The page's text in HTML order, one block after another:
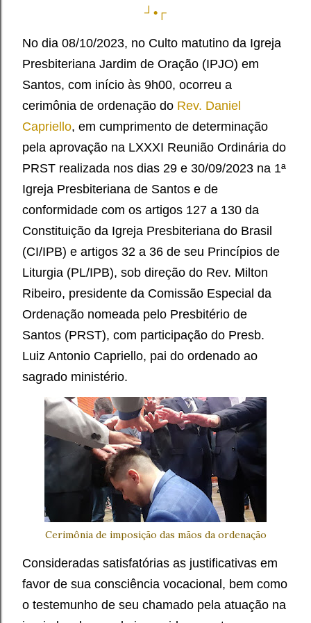
┘•┌
No dia 08/10/2023, no Culto matutino da Igreja
Presbiteriana Jardim de Oração (IPJO) em
Santos, com início às 9h00, ocorreu a
cerimônia de ordenação do Rev. Daniel
Capriello, em cumprimento de determinação
pela aprovação na LXXXI Reunião Ordinária do
PRST realizada nos dias 29 e 30/09/2023 na 1ª
Igreja Presbiteriana de Santos e de
conformidade com os artigos 127 a 130 da
Constituição da Igreja Presbiteriana do Brasil
(CI/IPB) e artigos 32 a 36 de seu Princípios de
Liturgia (PL/IPB), sob direção do Rev. Milton
Ribeiro, presidente da Comissão Especial da
Ordenação nomeada pelo Presbitério de
Santos (PRST), com participação do Presb.
Luiz Antonio Capriello, pai do ordenado ao
sagrado ministério.
Cerimônia de imposição das mãos da ordenação
Consideradas satisfatórias as justificativas em
favor de sua consciência vocacional, bem como
o testemunho de seu chamado pela atuação na